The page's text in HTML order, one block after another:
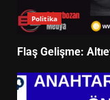
Politika
Flaş Gelişme: